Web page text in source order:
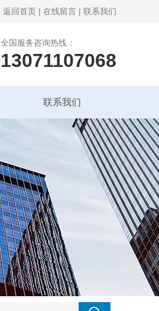
返回首页 | 在线留言 | 联系我们
全国服务咨询热线：
13071107068
联系我们